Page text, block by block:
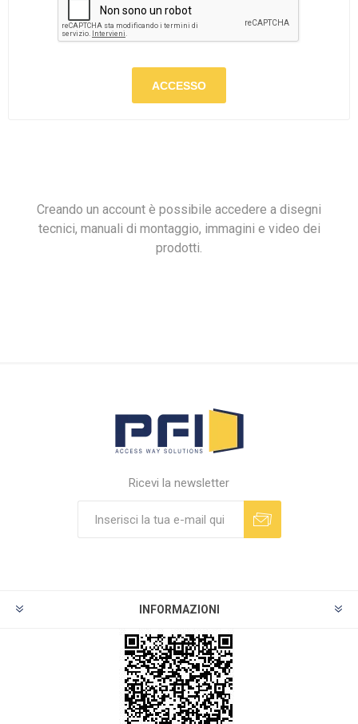
ACCESSO
Creando un account è possibile accedere a disegni
tecnici, manuali di montaggio, immagini e video dei
prodotti.
Ricevi la newsletter
INFORMAZIONI